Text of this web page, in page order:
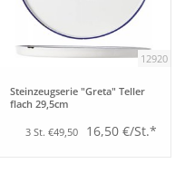
12920
Steinzeugserie "Greta" Teller
flach 29,5cm
3 St. €49,50 16,50 €/St.*